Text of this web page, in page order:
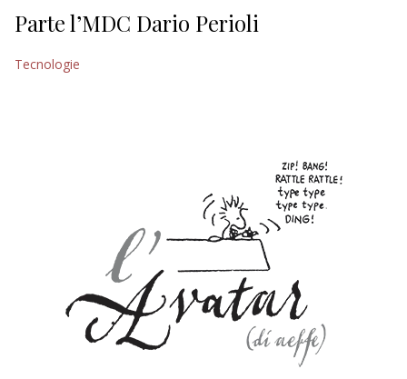
CULTURA
NAUTICA
Parte l’MDC Dario Perioli
Tecnologie